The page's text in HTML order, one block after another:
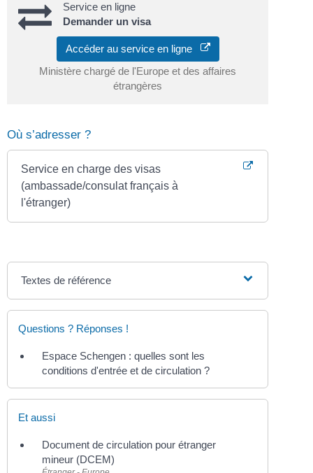
Service en ligne
Demander un visa
Accéder au service en ligne
Ministère chargé de l'Europe et des affaires
étrangères
Où s’adresser ?
Service en charge des visas
(ambassade/consulat français à
l'étranger)
Textes de référence
Questions ? Réponses !
Espace Schengen : quelles sont les
conditions d'entrée et de circulation ?
Et aussi
Document de circulation pour étranger
mineur (DCEM)